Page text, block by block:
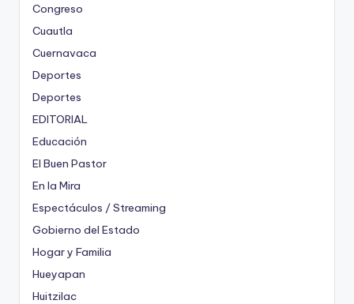
Congreso
Cuautla
Cuernavaca
Deportes
Deportes
EDITORIAL
Educación
El Buen Pastor
En la Mira
Espectáculos / Streaming
Gobierno del Estado
Hogar y Familia
Hueyapan
Huitzilac